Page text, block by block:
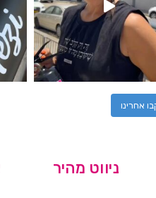
אחרינו
ניווט מהיר